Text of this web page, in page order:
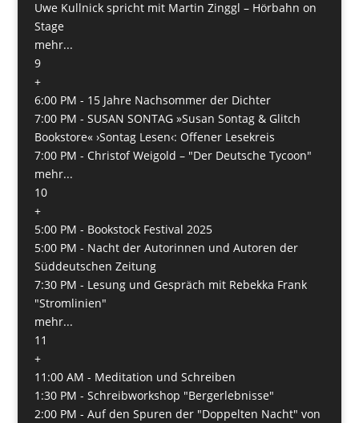
Uwe Kullnick spricht mit Martin Zinggl – Hörbahn on
Stage
mehr...
9
+
6:00 PM - 15 Jahre Nachsommer der Dichter
7:00 PM - SUSAN SONTAG »Susan Sontag & Glitch
Bookstore« ›Sontag Lesen‹: Offener Lesekreis
7:00 PM - Christof Weigold – "Der Deutsche Tycoon"
mehr...
10
+
5:00 PM - Bookstock Festival 2025
5:00 PM - Nacht der Autorinnen und Autoren der
Süddeutschen Zeitung
7:30 PM - Lesung und Gespräch mit Rebekka Frank
"Stromlinien"
mehr...
11
+
11:00 AM - Meditation und Schreiben
1:30 PM - Schreibworkshop "Bergerlebnisse"
2:00 PM - Auf den Spuren der "Doppelten Nacht" von